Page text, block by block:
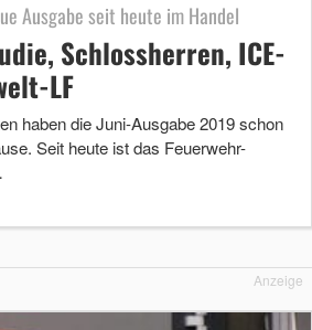
Ausgabe seit heute im Handel
Schlossherren, ICE-
LF
haben die Juni-Ausgabe 2019 schon
Seit heute ist das Feuerwehr-
Anzeige